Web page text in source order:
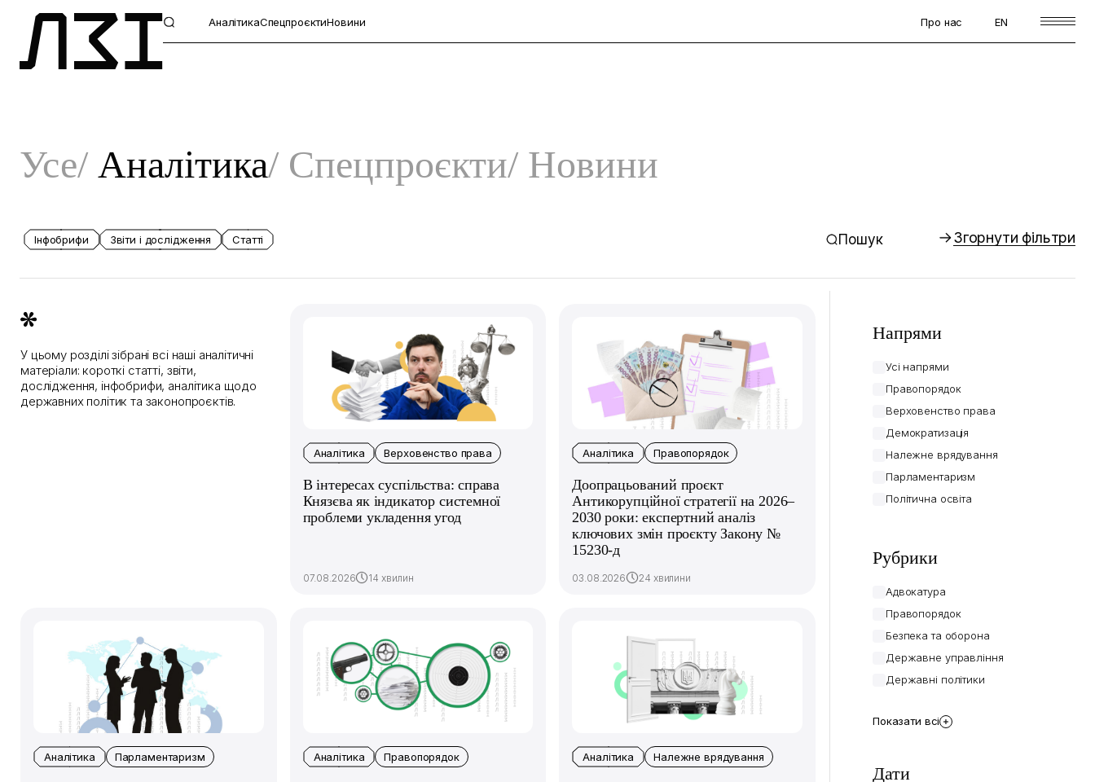
АналітикаСпецпроєктиНовини Про нас EN
Усе Аналітика Спецпроєкти Новини
Інфобрифи Звіти і дослідження Статті Пошук Згорнути фільтри
У цьому розділі зібрані всі наші аналітичні
матеріали: короткі статті, звіти,
дослідження, інфобрифи, аналітика щодо
державних політик та законопроєктів.
Аналітика Верховенство права
В інтересах суспільства: справа
Князєва як індикатор системної
проблеми укладення угод
07.08.2026 14 хвилин
Аналітика Правопорядок
Доопрацьований проєкт
Антикорупційної стратегії на 2026–
2030 роки: експертний аналіз
ключових змін проєкту Закону №
15230-д
03.08.2026 24 хвилини
Аналітика Парламентаризм Аналітика Правопорядок Аналітика Належне врядування
Напрями
Усі напрями
Правопорядок
Верховенство права
Демократизація
Належне врядування
Парламентаризм
Політична освіта
Рубрики
Адвокатура
Правопорядок
Безпека та оборона
Державне управління
Державні політики
Показати всі
Дати